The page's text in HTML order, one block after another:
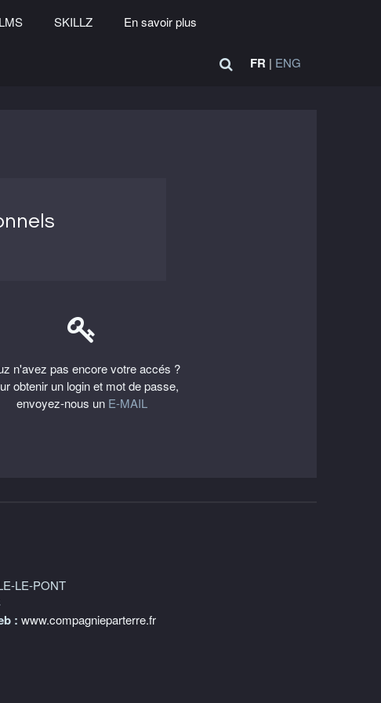
SKILLZ En savoir plus
FR | ENG
n'avez pas encore votre accés ?
obtenir un login et mot de passe,
envoyez-nous un E-MAIL
LE-PONT
: www.compagnieparterre.fr